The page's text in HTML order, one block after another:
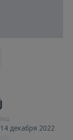
декабря 2022